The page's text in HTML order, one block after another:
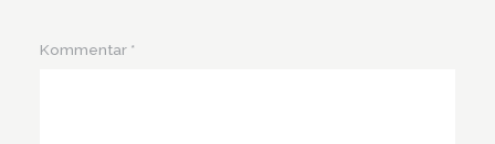
Kommentar *